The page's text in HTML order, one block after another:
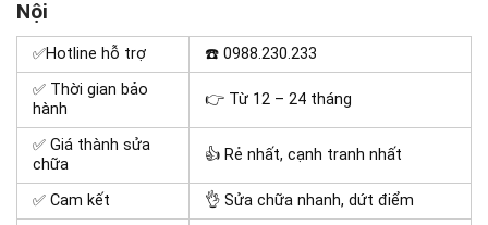
Nội
✅Hotline hỗ trợ ☎️0988.230.233
✅ Thời gian bảo
hành
👉 Từ 12 – 24 tháng
✅ Giá thành sửa
chữa
👍 Rẻ nhất, cạnh tranh nhất
✅ Cam kết
👌 Sửa chữa nhanh, dứt điểm